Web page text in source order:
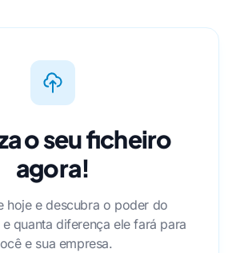
o seu ficheiro
agora!
hoje e descubra o poder do
quanta diferença ele fará para
e sua empresa.